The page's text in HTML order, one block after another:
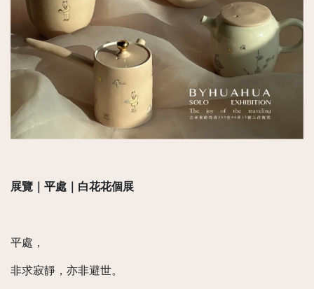
展覽｜平處｜白花花個展
平處，
非求寂靜，亦非避世。